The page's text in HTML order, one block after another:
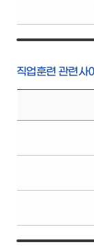
직업훈련 관련사